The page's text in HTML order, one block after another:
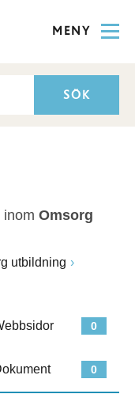
MENY
inom Omsorg
utbildning
0
0